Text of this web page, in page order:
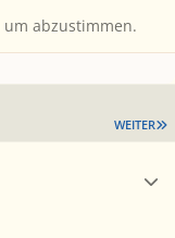
um abzustimmen.
WEITER